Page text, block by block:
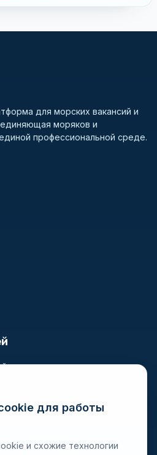
для морских вакансий и
моряков и
профессиональной среде.
для работы
и схожие технологии